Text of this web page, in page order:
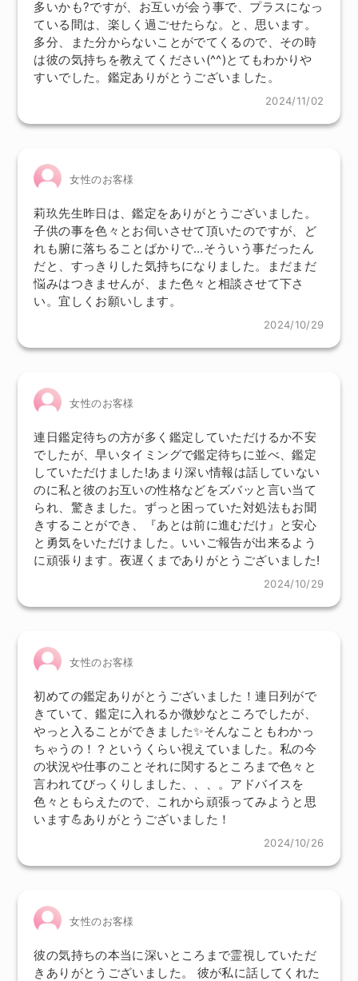
多いかも?ですが、お互いが会う事で、プラスになっ
ている間は、楽しく過ごせたらな。と、思います。
多分、また分からないことがでてくるので、その時
は彼の気持ちを教えてください(^^)とてもわかりや
すいでした。鑑定ありがとうございました。
2024/11/02
女性のお客様
莉玖先生昨日は、鑑定をありがとうございました。
子供の事を色々とお伺いさせて頂いたのですが、ど
れも腑に落ちることばかりで…そういう事だったん
だと、すっきりした気持ちになりました。まだまだ
悩みはつきませんが、また色々と相談させて下さ
い。宜しくお願いします。
2024/10/29
女性のお客様
連日鑑定待ちの方が多く鑑定していただけるか不安
でしたが、早いタイミングで鑑定待ちに並べ、鑑定
していただけました!あまり深い情報は話していない
のに私と彼のお互いの性格などをズバッと言い当て
られ、驚きました。ずっと困っていた対処法もお聞
きすることができ、『あとは前に進むだけ』と安心
と勇気をいただけました。いいご報告が出来るよう
に頑張ります。夜遅くまでありがとうございました!
2024/10/29
女性のお客様
初めての鑑定ありがとうございました！連日列がで
きていて、鑑定に入れるか微妙なところでしたが、
やっと入ることができました✨️そんなこともわかっ
ちゃうの！？というくらい視えていました。私の今
の状況や仕事のことそれに関するところまで色々と
言われてびっくりしました、、、。アドバイスを
色々ともらえたので、これから頑張ってみようと思
います💪ありがとうございました！
2024/10/26
女性のお客様
彼の気持ちの本当に深いところまで霊視していただ
きありがとうございました。 彼が私に話してくれた